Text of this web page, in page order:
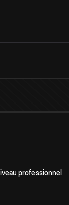
professionnel